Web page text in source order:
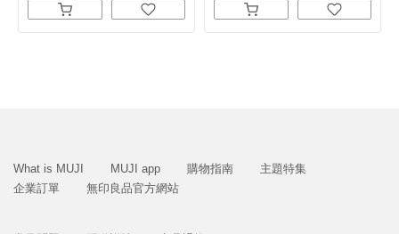
What is MUJI MUJI app 購物指南
主題特集
企業訂單
無印良品官方網站